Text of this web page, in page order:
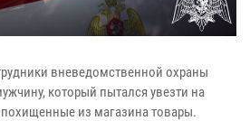
вневедомственной охраны
который пытался увезти на
из магазина товары.